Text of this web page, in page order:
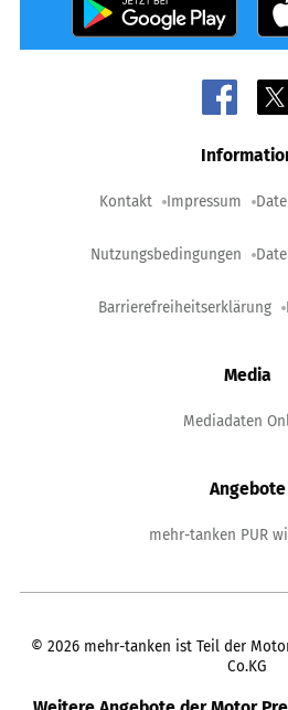
Kontakt Impressum
Nutzungsbedingungen
Barrierefreiheitserklärung
Media
Mediadaten
Angebote
mehr-tanken PUR
© 2026 mehr-tanken ist Teil der
Co.KG